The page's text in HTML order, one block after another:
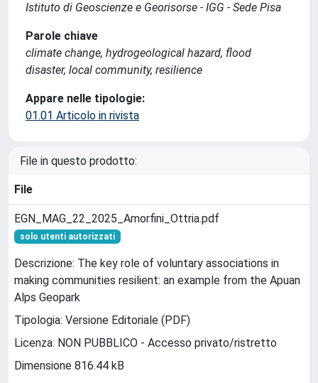
Istituto di Geoscienze e Georisorse - IGG - Sede Pisa
Parole chiave
climate change, hydrogeological hazard, flood
disaster, local community, resilience
Appare nelle tipologie:
01.01 Articolo in rivista
File in questo prodotto:
File
EGN_MAG_22_2025_Amorfini_Ottria.pdf
solo utenti autorizzati
Descrizione: The key role of voluntary associations in
making communities resilient: an example from the Apuan
Alps Geopark
Tipologia: Versione Editoriale (PDF)
Licenza: NON PUBBLICO - Accesso privato/ristretto
Dimensione 816.44 kB